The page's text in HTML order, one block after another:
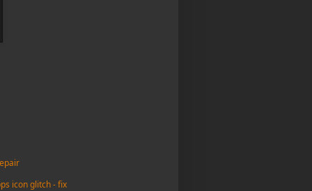
icon glitch - fix